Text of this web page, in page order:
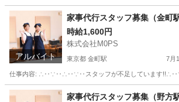
東京 渋谷区 笹塚駅 ホームヘルパー スタ
アルバイト
家事代行スタッフ募集（金町駅
時給1,600円
株式会社M0PS
東京都 金町駅 7月
仕事内容: ∴‥∵‥∴‥∵‥スタッフが不足しています
東京 葛飾区 金町駅 その他 スタッフ
家事代行スタッフ募集（野方駅